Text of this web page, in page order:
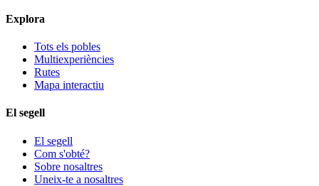
Explora
Tots els pobles
Multiexperiències
Rutes
Mapa interactiu
El segell
El segell
Com s'obté?
Sobre nosaltres
Uneix-te a nosaltres